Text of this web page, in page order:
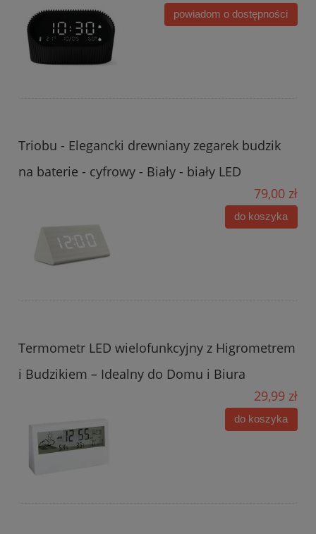
powiadom o dostępności
Triobu - Elegancki drewniany zegarek budzik
na baterie - cyfrowy - Biały - biały LED
79,00 zł
do koszyka
Termometr LED wielofunkcyjny z Higrometrem
i Budzikiem – Idealny do Domu i Biura
29,99 zł
do koszyka